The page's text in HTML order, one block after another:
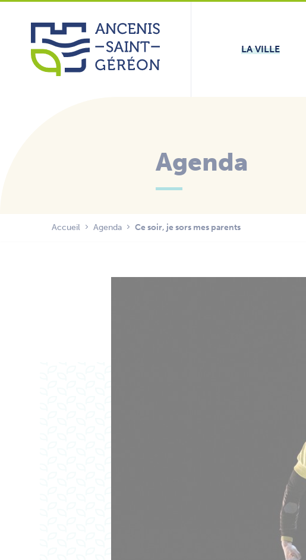
Aller
contenu
LA VILLE
Agenda
Accueil Agenda Ce soir, je sors mes parents
Panneau de gestion des cookies